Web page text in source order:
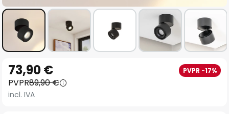
comienzo
de
73,90 € PVPR -17%
PVPR89,90 €
incl. IVA